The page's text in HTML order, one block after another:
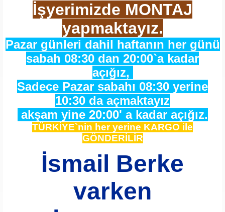
İşyerimizde MONTAJ
yapmaktayız.
Pazar günleri dahil haftanın her günü
sabah 08:30 dan 20:00`a kadar
açığız,
Sadece Pazar sabahı 08:30 yerine
10:30 da açmaktayız
akşam yine 20:00' a kadar açığız.
TÜRKİYE`nin her yerine KARGO ile
GÖNDERİLİR
İsmail Berke
varken